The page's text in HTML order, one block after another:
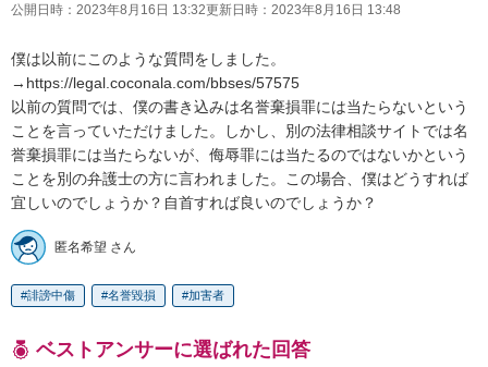
公開日時： 2023年8月16日 13:32更新日時： 2023年8月16日 13:48
僕は以前にこのような質問をしました。
→https://legal.coconala.com/bbses/57575
以前の質問では、僕の書き込みは名誉棄損罪には当たらないという
ことを言っていただけました。しかし、別の法律相談サイトでは名
誉棄損罪には当たらないが、侮辱罪には当たるのではないかという
ことを別の弁護士の方に言われました。この場合、僕はどうすれば
宜しいのでしょうか？自首すれば良いのでしょうか？
匿名希望 さん
誹謗中傷 名誉毀損 加害者
ベストアンサーに選ばれた回答